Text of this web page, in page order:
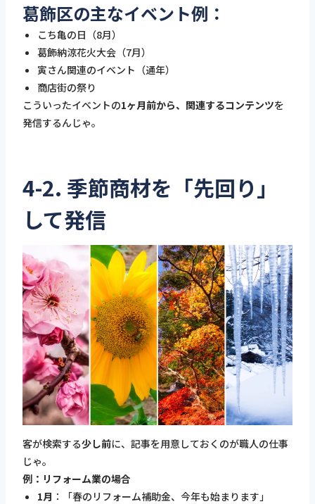
葛飾区の主なイベント例：
こち亀の日（8月）
葛飾納涼花火大会（7月）
寅さん関連のイベント（通年）
商店街の祭り
こういったイベントの1ヶ月前から、関連するコンテンツを
発信するんじゃ。
4-2. 季節商材を「先回り」
して発信
客が検索する少し前に、記事を用意しておくのが職人の仕事
じゃ。
例：リフォーム業の場合
1月 ：「春のリフォーム補助金、今年も始まります」